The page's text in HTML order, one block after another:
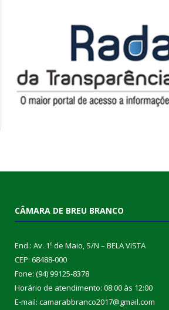
CÂMARA DE BREU BRANCO
End.: Av. 1º de Maio, S/N – BELA VISTA
CEP: 68488-000
Fone: (94) 99125-8378
Horário de atendimento: 08:00 às 12:00
E-mail: camarabbranco2017@gmail.com